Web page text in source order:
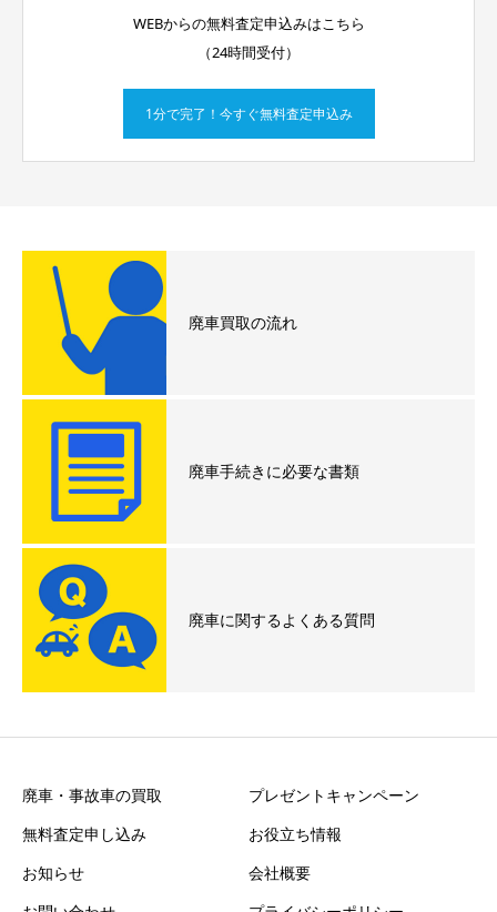
WEBからの無料査定申込みはこちら
（24時間受付）
1分で完了！今すぐ無料査定申込み
廃車買取の流れ
廃車手続きに必要な書類
廃車に関するよくある質問
廃車・事故車の買取
プレゼントキャンペーン
無料査定申し込み
お役立ち情報
お知らせ
会社概要